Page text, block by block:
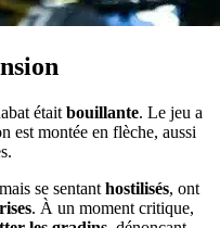
était bouillante. Le jeu a
est montée en flèche, aussi
se sentant hostilisés, ont
. À un moment critique,